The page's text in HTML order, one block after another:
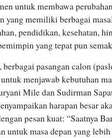
untuk membawa
yang memiliki berbagai
pendidikan, kesehatan,
yang tepat pun
berbagai pasangan calon
menjawab kebutuhan
Mile dan Sudirman
harapan besar
pesan kuat: “Saatnya
untuk masa depan yang